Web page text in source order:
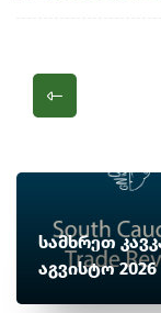
სამხრეთ
აგვისტო 2026